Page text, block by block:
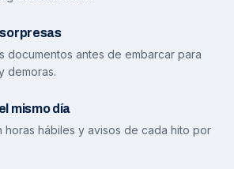
documentos antes de embarcar para
demoras.
mismo día
horas hábiles y avisos de cada hito por